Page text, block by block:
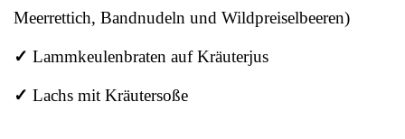
Meerrettich, Bandnudeln und Wildpreiselbeeren)
✓ Lammkeulenbraten auf Kräuterjus
✓ Lachs mit Kräutersoße